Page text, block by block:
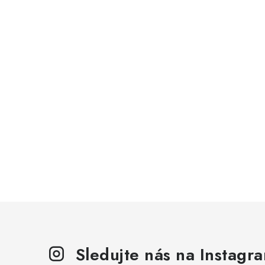
Sledujte nás na